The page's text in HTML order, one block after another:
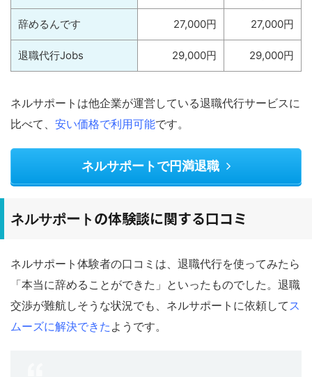
辞めるんです 27,000円 27,000円
退職代行Jobs 29,000円 29,000円
ネルサポートは他企業が運営している退職代行サービスに
比べて、 安い価格で利用可能です。
ネルサポートで円満退職
ネルサポート の体験談に関する口コミ
ネルサポート体験者の口コミは、退職代行を使ってみたら
「本当に辞めることができた」といったものでした。退職
交渉が難航しそうな状況でも、ネルサポートに依頼してス
ムーズに解決できた ようです。